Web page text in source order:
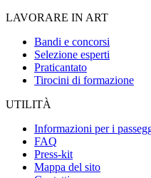
LAVORARE IN ART
Bandi e concorsi
Selezione esperti
Praticantato
Tirocini di formazione
UTILITÀ
Informazioni per i
FAQ
Press-kit
Mappa del sito